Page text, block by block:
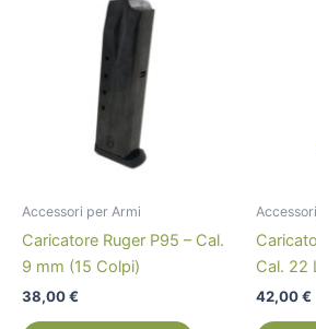
Accessori per Armi
Caricatore Ruger P95 – Cal.
9 mm (15 Colpi)
38,00€
Cal. 22
42,00€